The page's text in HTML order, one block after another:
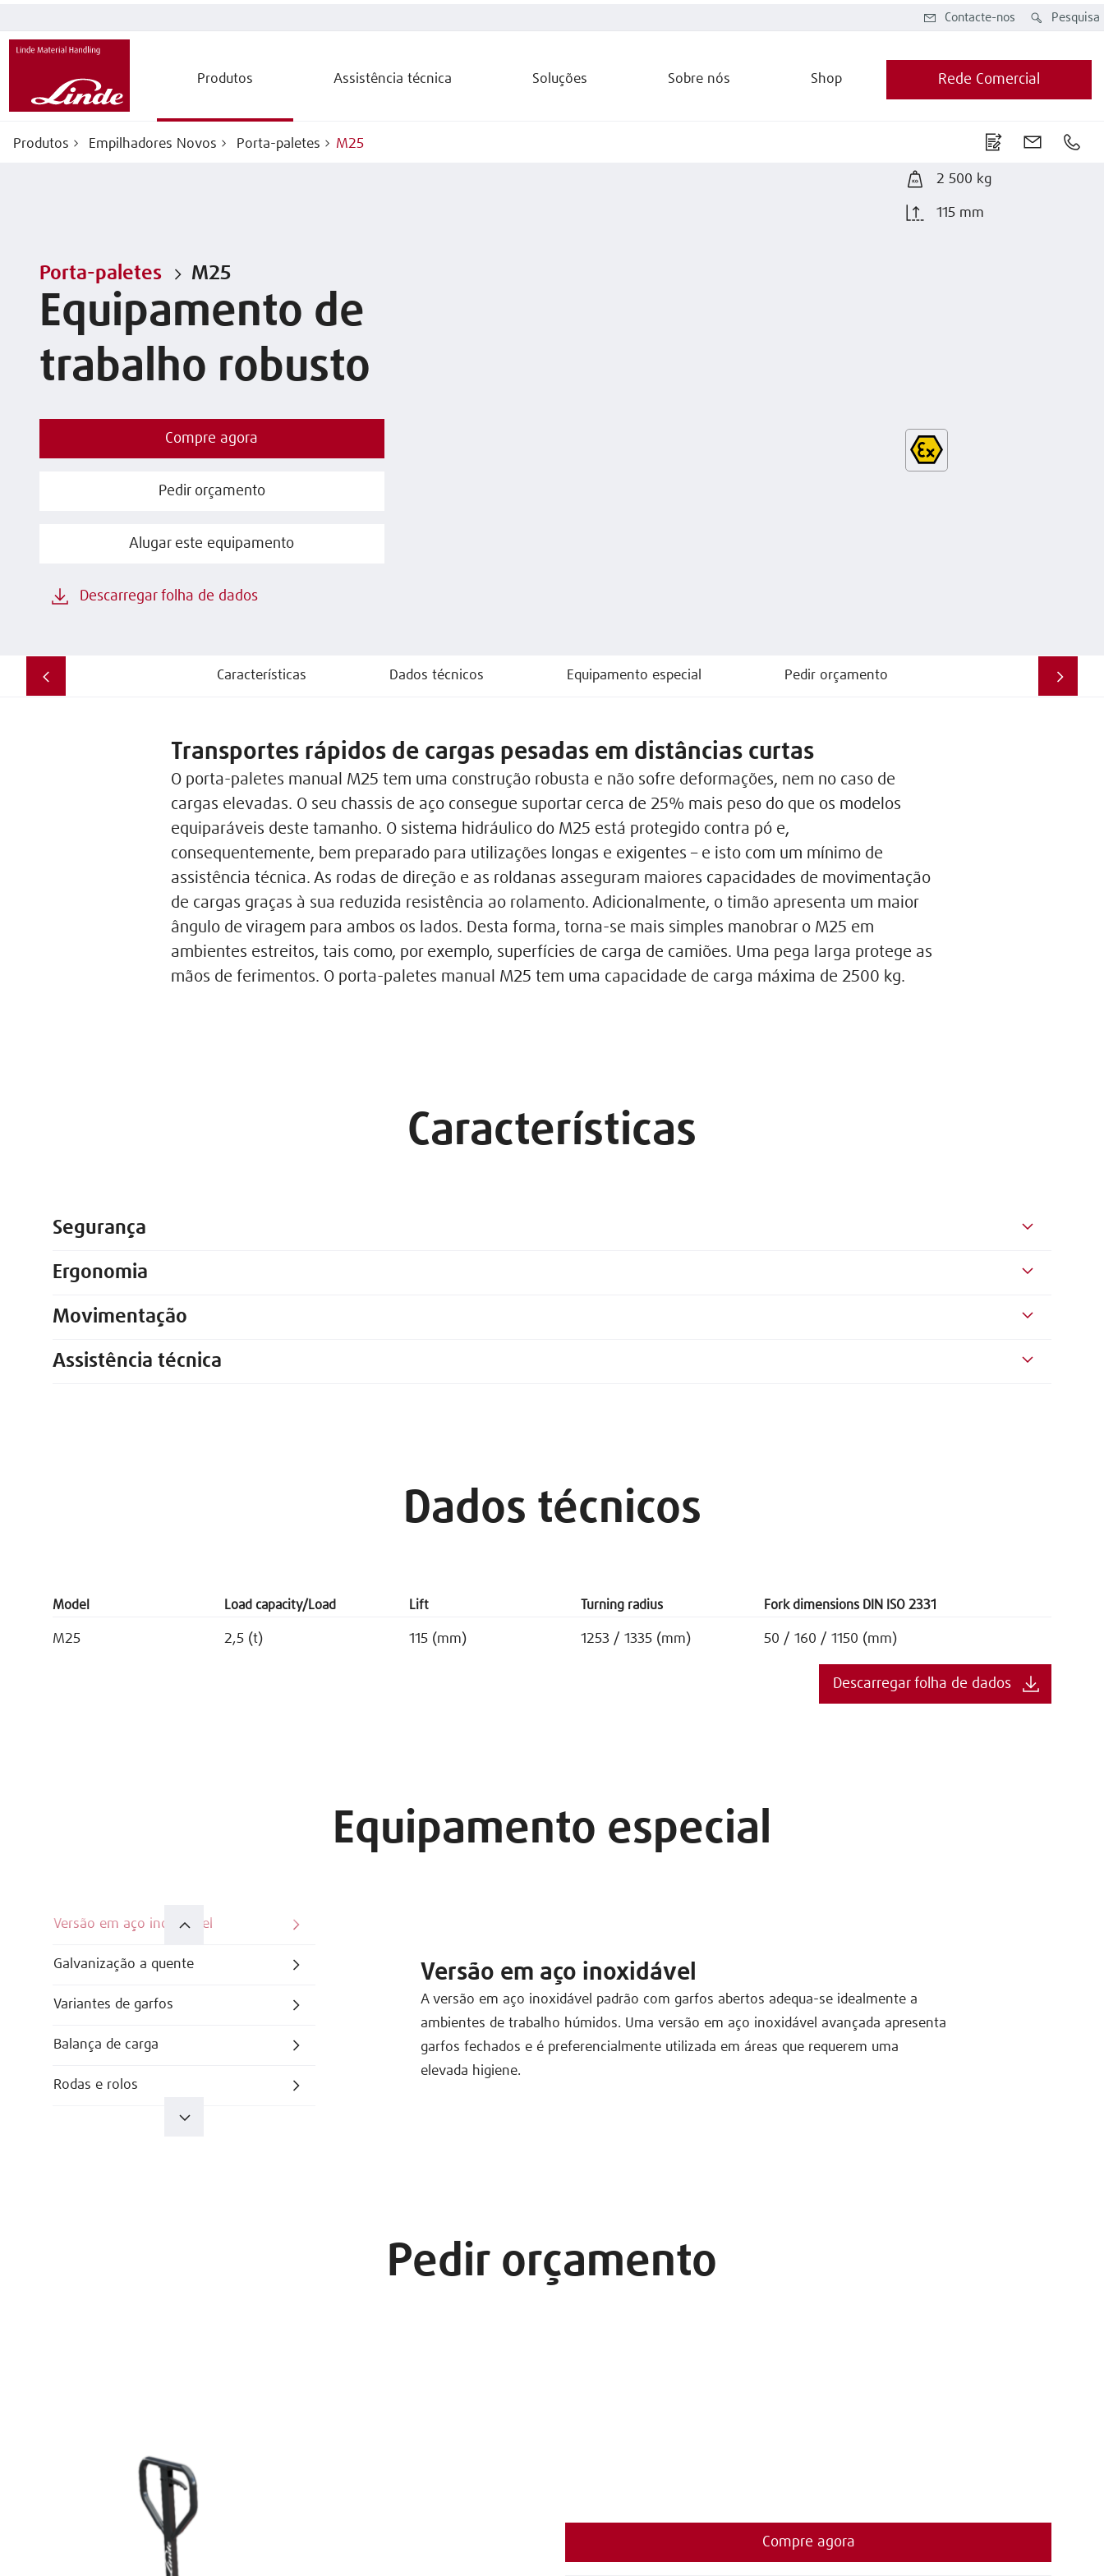
Produtos Assistência técnica Soluções Sobre nós Shop
Pesquisa
Contacte-nos
Rede Comercial
Produtos Empilhadores Novos Porta-paletes M25
2 500 kg
115 mm
Porta-paletes M25
Equipamento de
trabalho robusto
Compre agora
Pedir orçamento
Alugar este equipamento
Descarregar folha de dados
Características Dados técnicos Equipamento especial Pedir orçamento
Transportes rápidos de cargas pesadas em distâncias curtas
O porta-paletes manual M25 tem uma construção robusta e não sofre deformações, nem no caso de
cargas elevadas. O seu chassis de aço consegue suportar cerca de 25% mais peso do que os modelos
equiparáveis deste tamanho. O sistema hidráulico do M25 está protegido contra pó e,
consequentemente, bem preparado para utilizações longas e exigentes – e isto com um mínimo de
assistência técnica. As rodas de direção e as roldanas asseguram maiores capacidades de movimentação
de cargas graças à sua reduzida resistência ao rolamento. Adicionalmente, o timão apresenta um maior
ângulo de viragem para ambos os lados. Desta forma, torna-se mais simples manobrar o M25 em
ambientes estreitos, tais como, por exemplo, superfícies de carga de camiões. Uma pega larga protege as
mãos de ferimentos. O porta-paletes manual M25 tem uma capacidade de carga máxima de 2500 kg.
Características
Segurança
Ergonomia
Movimentação
Assistência técnica
Dados técnicos
Model Load capacity/Load Lift Turning radius Fork dimensions DIN ISO 2331
M25 2,5 (t) 115 (mm) 1253 / 1335 (mm) 50 / 160 / 1150 (mm)
Descarregar folha de dados
Equipamento especial
Versão em aço inoxidável
Galvanização a quente
Variantes de garfos
Balança de carga
Rodas e rolos
Versão em aço inoxidável
A versão em aço inoxidável padrão com garfos abertos adequa-se idealmente a
ambientes de trabalho húmidos. Uma versão em aço inoxidável avançada apresenta
garfos fechados e é preferencialmente utilizada em áreas que requerem uma
elevada higiene.
Pedir orçamento
Compre agora